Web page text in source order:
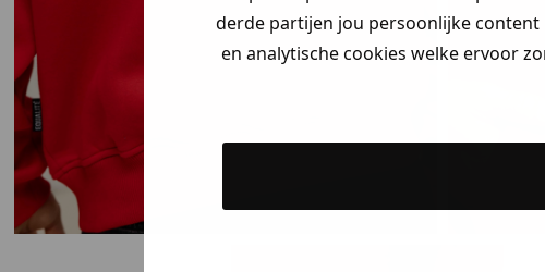
derde partijen jou persoonlijke
en analytische cookies welke ervoor